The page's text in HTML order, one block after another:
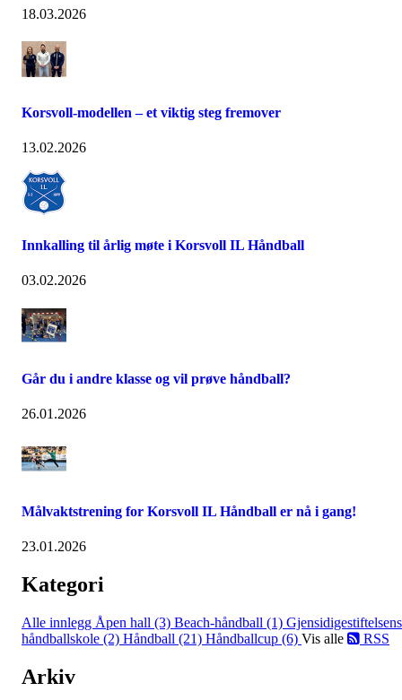
18.03.2026
Korsvoll-modellen – et viktig steg fremover
13.02.2026
Innkalling til årlig møte i Korsvoll IL Håndball
03.02.2026
Går du i andre klasse og vil prøve håndball?
26.01.2026
Målvaktstrening for Korsvoll IL Håndball er nå i gang!
23.01.2026
Kategori
Alle innlegg Åpen hall (3) Beach-håndball (1) Gjensidigestiftelsens
håndballskole (2) Håndball (21) Håndballcup (6) Vis alle RSS
Arkiv